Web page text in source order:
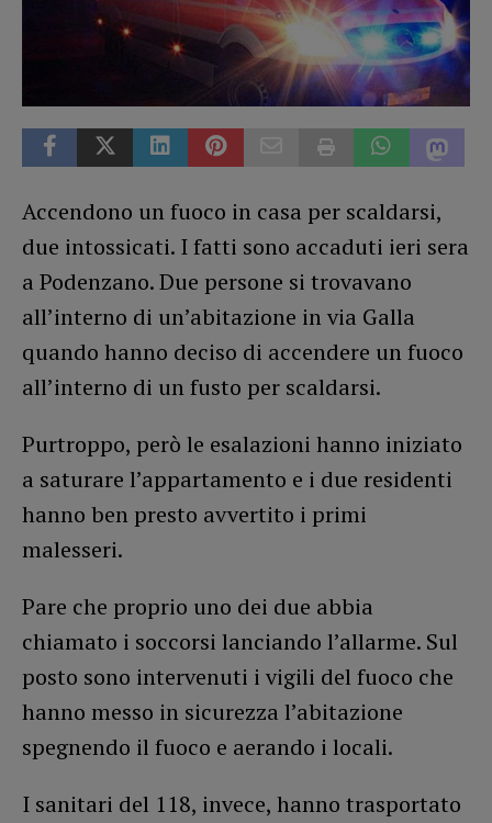
Accendono un fuoco in casa per scaldarsi,
due intossicati. I fatti sono accaduti ieri sera
a Podenzano. Due persone si trovavano
all’interno di un’abitazione in via Galla
quando hanno deciso di accendere un fuoco
all’interno di un fusto per scaldarsi.
Purtroppo, però le esalazioni hanno iniziato
a saturare l’appartamento e i due residenti
hanno ben presto avvertito i primi
malesseri.
Pare che proprio uno dei due abbia
chiamato i soccorsi lanciando l’allarme. Sul
posto sono intervenuti i vigili del fuoco che
hanno messo in sicurezza l’abitazione
spegnendo il fuoco e aerando i locali.
I sanitari del 118, invece, hanno trasportato